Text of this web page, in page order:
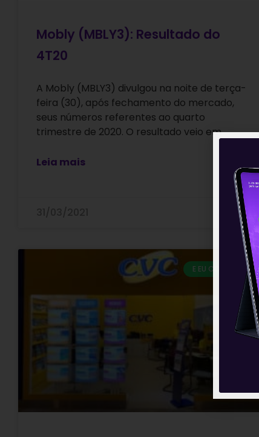
Mobly (MBLY3): Resultado do
4T20
A Mobly (MBLY3) divulgou na noite de terça-
feira (30), após fechamento do mercado,
seus números referentes ao quarto
trimestre de 2020. O resultado veio em
Leia mais
E EU COM ISSO